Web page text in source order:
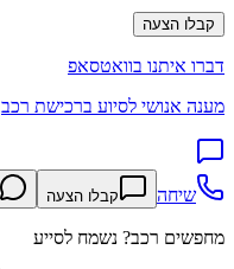
קבלו הצעה
דברו איתנו בוואטסאפ
מענה אנושי לסיוע ברכישת רכב
שיחה קבלו הצעה
מחפשים רכב? נשמח לסייע